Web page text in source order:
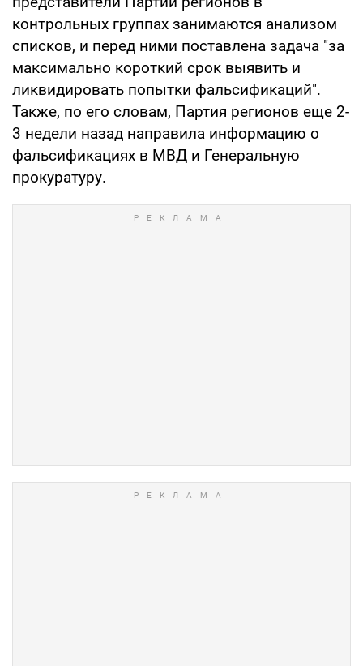
контрольных группах занимаются анализом
списков, и перед ними поставлена задача "за
максимально короткий срок выявить и
ликвидировать попытки фальсификаций".
Также, по его словам, Партия регионов еще 2-
3 недели назад направила информацию о
фальсификациях в МВД и Генеральную
прокуратуру.